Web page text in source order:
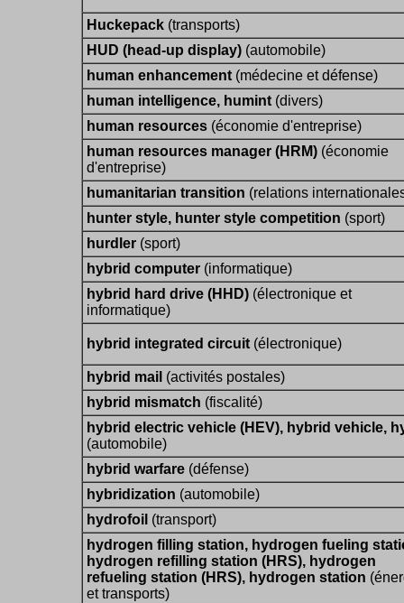
Huckepack (transports)
HUD (head-up display) (automobile)
human enhancement (médecine et défense)
human intelligence, humint (divers)
human resources (économie d'entreprise)
human resources manager (HRM) (économie
d'entreprise)
humanitarian transition (relations
hunter style, hunter style competition (sport)
hurdler (sport)
hybrid computer (informatique)
hybrid hard drive (HHD) (électronique et
informatique)
hybrid integrated circuit (électronique)
hybrid mail (activités postales)
hybrid mismatch (fiscalité)
hybrid electric vehicle (HEV), hybrid vehicle,
(automobile)
hybrid warfare (défense)
hybridization (automobile)
hydrofoil (transport)
hydrogen filling station, hydrogen fueling
hydrogen refilling station (HRS), hydrogen
refueling station (HRS), hydrogen station
et transports)